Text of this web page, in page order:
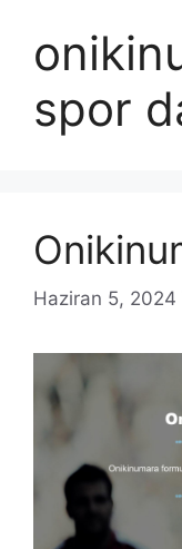
spor
Haziran 5, 2024